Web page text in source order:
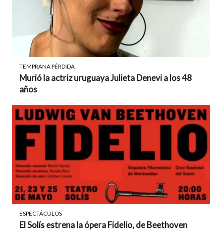
TEMPRANA PÉRDIDA
Murió la actriz uruguaya Julieta Denevi a los 48
años
ESPECTÁCULOS
El Solís estrena la ópera Fidelio, de Beethoven